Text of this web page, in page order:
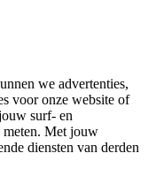
we advertenties,
voor onze website of
surf- en
meten. Met jouw
diensten van derden